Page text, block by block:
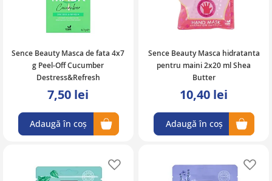
Sence Beauty Masca de fata 4x7
g Peel-Off Cucumber
Destress&Refresh
7,50 lei
Adaugă în coș
Sence Beauty Masca hidratanta
pentru maini 2x20 ml Shea
Butter
10,40 lei
Adaugă în coș
Adaugă în lista de favorite